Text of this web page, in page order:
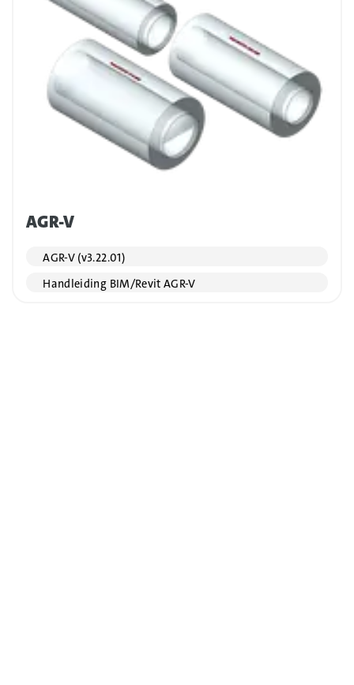
AGR-V
AGR-V (v3.22.01)
Handleiding BIM/Revit AGR-V